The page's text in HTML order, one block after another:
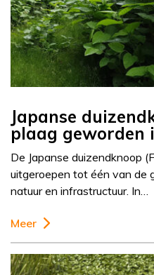
Japanse
plaag geworden
De Japanse duizendknoop
uitgeroepen tot één van de
natuur en infrastructuur. In…
Meer